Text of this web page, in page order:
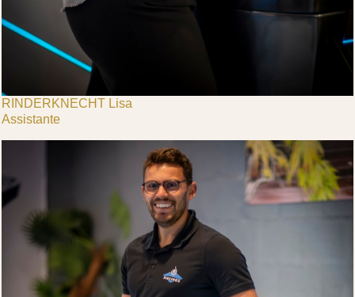
RINDERKNECHT Lisa
Assistante